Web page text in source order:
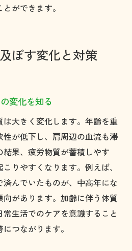
ができます。
ぼす変化と対策
変化を知る
大きく変化します。年齢を重
が低下し、肩周辺の血流も滞
結果、疲労物質が蓄積しやす
りやすくなります。例えば、
んでいたものが、中高年にな
向があります。加齢に伴う体質
生活でのケアを意識すること
つながります。